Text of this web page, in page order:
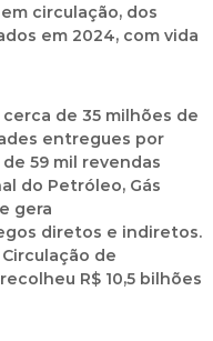
circulação, dos
em 2024, com vida
de 35 milhões de
entregues por
59 mil revendas
do Petróleo, Gás
gera
diretos e indiretos.
de
R$ 10,5 bilhões